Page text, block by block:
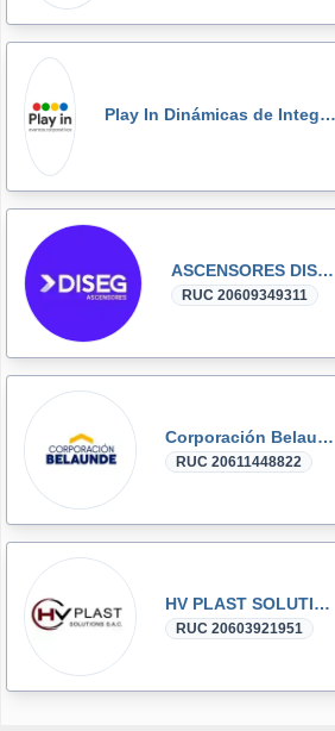
Play In Dinámicas de Integración, Gymkanas, Eventos Corporativos
ASCENSORES DISEG
RUC 20609349311
Corporación Belaunde
RUC 20611448822
HV PLAST SOLUTIONS
RUC 20603921951